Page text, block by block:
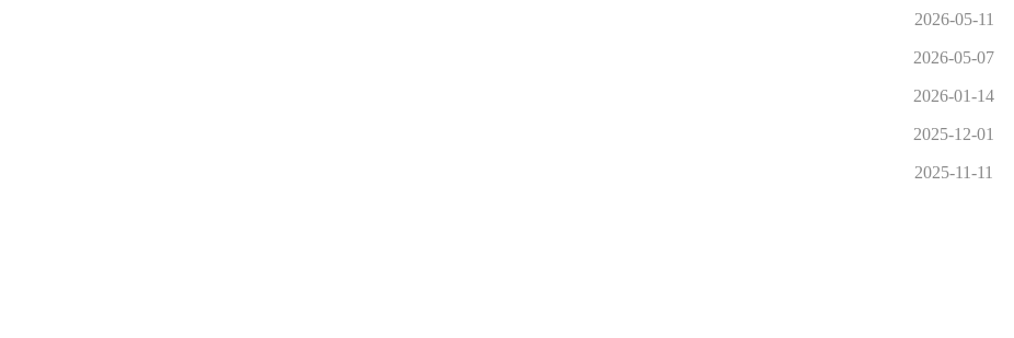
2026-05-11
2026-05-07
2026-01-14
2025-12-01
2025-11-11